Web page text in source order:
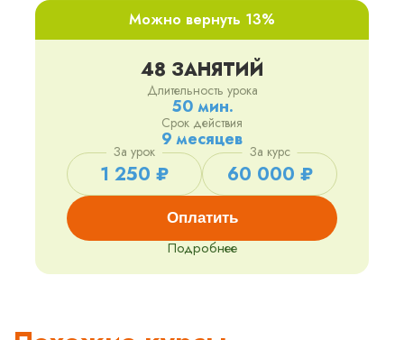
Можно вернуть 13%
48 ЗАНЯТИЙ
Длительность урока
50 мин.
Срок действия
9 месяцев
За урок
1 250 ₽
За курс
60 000 ₽
Оплатить
Подробнее